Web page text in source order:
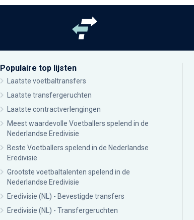
Populaire top lijsten
Laatste voetbaltransfers
Laatste transfergeruchten
Laatste contractverlengingen
Meest waardevolle Voetballers spelend in de
Nederlandse Eredivisie
Beste Voetballers spelend in de Nederlandse
Eredivisie
Grootste voetbaltalenten spelend in de
Nederlandse Eredivisie
Eredivisie (NL) - Bevestigde transfers
Eredivisie (NL) - Transfergeruchten